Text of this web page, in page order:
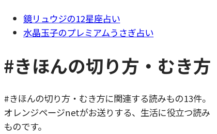
鏡リュウジの12星座占い
水晶玉子のプレミアムうさぎ占い
#きほんの切り方・むき方
#きほんの切り方・むき方に関連する読みもの13件。
オレンジページnetがお送りする、生活に役立つ読み
ものです。